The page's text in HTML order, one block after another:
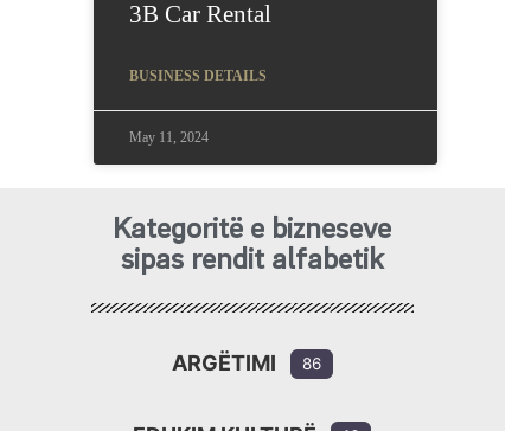
3B Car Rental
BUSINESS DETAILS
May 11, 2024
Kategoritë e bizneseve
sipas rendit alfabetik
ARGËTIMI 86